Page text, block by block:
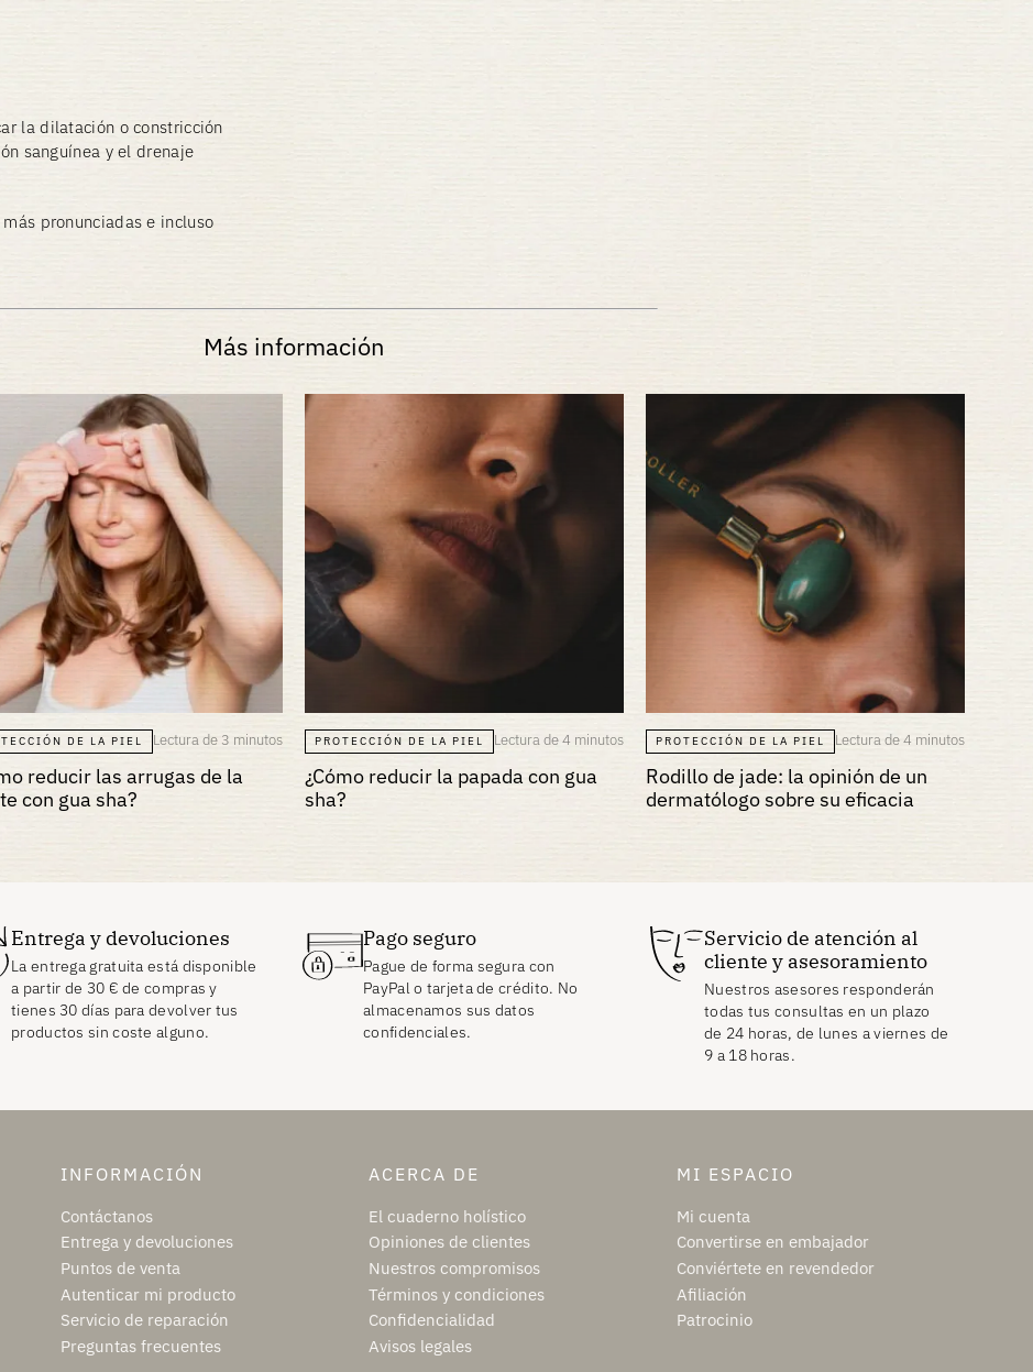
la dilatación o constricción
sanguínea y el drenaje
pronunciadas e incluso
Más información
DE LA PIEL Lectura de 3 minutos
reducir las arrugas de la
con gua sha?
PROTECCIÓN DE LA PIEL Lectura de 4 minutos
¿Cómo reducir la papada con gua
sha?
PROTECCIÓN DE LA PIEL Lectura de 4 minutos
Rodillo de jade: la opinión de un
dermatólogo sobre su eficacia
Entrega y devoluciones
La entrega gratuita está disponible
a partir de 30 € de compras y
tienes 30 días para devolver tus
productos sin coste alguno.
Pago seguro
Pague de forma segura con
PayPal o tarjeta de crédito. No
almacenamos sus datos
confidenciales.
Servicio de atención al
cliente y asesoramiento
Nuestros asesores responderán
todas tus consultas en un plazo
de 24 horas, de lunes a viernes de
9 a 18 horas.
INFORMACIÓN
Contáctanos
Entrega y devoluciones
Puntos de venta
Autenticar mi producto
Servicio de reparación
Preguntas frecuentes
ACERCA DE
El cuaderno holístico
Opiniones de clientes
Nuestros compromisos
Términos y condiciones
Confidencialidad
Avisos legales
MI ESPACIO
Mi cuenta
Convertirse en embajador
Conviértete en revendedor
Afiliación
Patrocinio